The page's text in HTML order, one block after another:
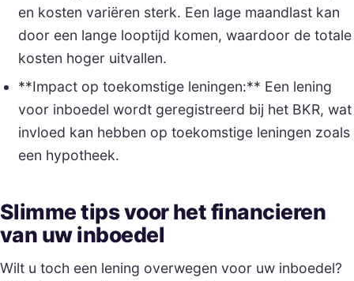
en kosten variëren sterk. Een lage maandlast kan
door een lange looptijd komen, waardoor de totale
kosten hoger uitvallen.
**Impact op toekomstige leningen:** Een lening
voor inboedel wordt geregistreerd bij het BKR, wat
invloed kan hebben op toekomstige leningen zoals
een hypotheek.
Slimme tips voor het financieren
van uw inboedel
Wilt u toch een lening overwegen voor uw inboedel?